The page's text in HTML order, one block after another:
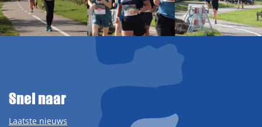
Snel naar
Laatste nieuws